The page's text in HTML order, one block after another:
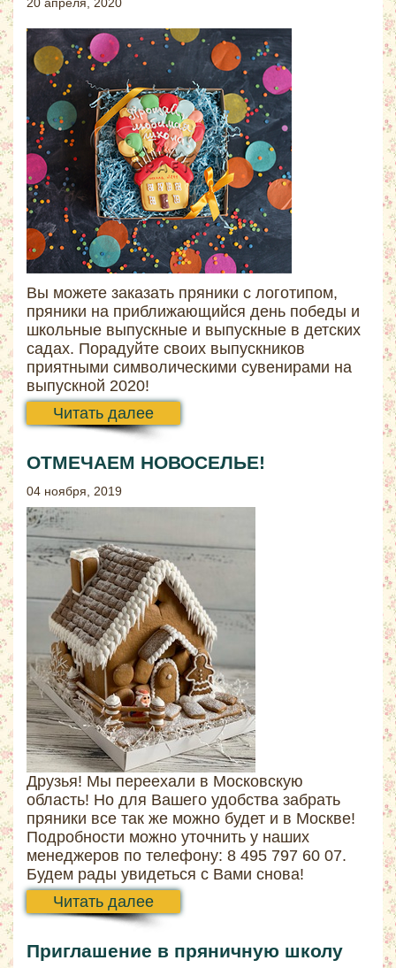
Вы можете заказать пряники с логотипом,
пряники на приближающийся день победы и
школьные выпускные и выпускные в детских
садах. Порадуйте своих выпускников
приятными символическими сувенирами на
выпускной 2020!
Читать далее
ОТМЕЧАЕМ НОВОСЕЛЬЕ!
04 ноября, 2019
Друзья! Мы переехали в Московскую
область! Но для Вашего удобства забрать
пряники все так же можно будет и в Москве!
Подробности можно уточнить у наших
менеджеров по телефону: 8 495 797 60 07.
Будем рады увидеться с Вами снова!
Читать далее
Приглашение в пряничную школу